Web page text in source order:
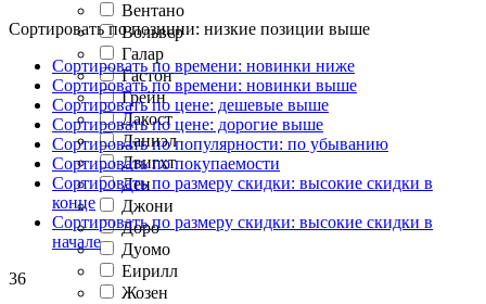
Вентано
Вольвер
Галар
Гастон
Грейн
Дакост
Даниэл
Двигхт
Ден
Джони
Доро
Дуомо
Еирилл
Жозен
Сортировать по позиции: низкие позиции выше
Сортировать по времени: новинки ниже
Сортировать по времени: новинки выше
Сортировать по цене: дешевые выше
Сортировать по цене: дорогие выше
Сортировать по популярности: по убыванию
Сортировать по покупаемости
Сортировать по размеру скидки: высокие скидки в
конце
Сортировать по размеру скидки: высокие скидки в
начале
36